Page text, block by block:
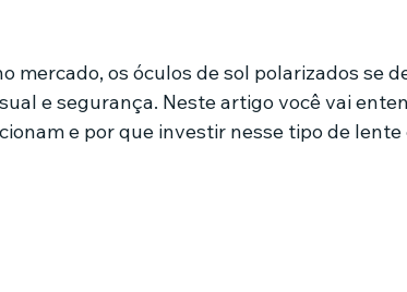
mercado, os óculos de sol polarizados se
e segurança. Neste artigo você vai
e por que investir nesse tipo de